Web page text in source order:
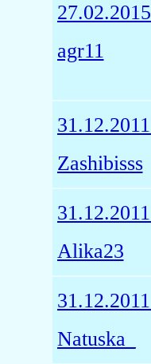
27.02.2015
agr11
31.12.2011
Zashibisss
31.12.2011
Alika23
31.12.2011
Natuska_